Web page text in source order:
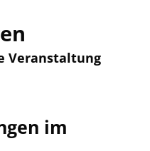
Veranstaltung
im